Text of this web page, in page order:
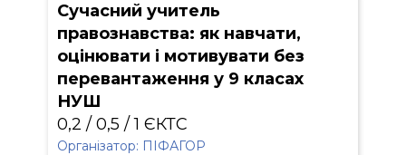
Сучасний учитель
правознавства: як навчати,
оцінювати і мотивувати без
перевантаження у 9 класах
НУШ
0,2 / 0,5 / 1 ЄКТС
Організатор: ПІФАГОР